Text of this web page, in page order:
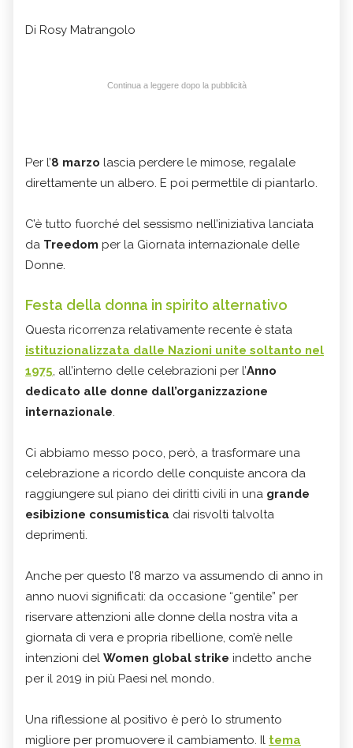
Di Rosy Matrangolo
Continua a leggere dopo la pubblicità
Per l’8 marzo lascia perdere le mimose, regalale
direttamente un albero. E poi permettile di piantarlo.
C’è tutto fuorché del sessismo nell’iniziativa lanciata
da Treedom per la Giornata internazionale delle
Donne.
Festa della donna in spirito alternativo
Questa ricorrenza relativamente recente è stata
istituzionalizzata dalle Nazioni unite soltanto nel
1975, all’interno delle celebrazioni per l’Anno
dedicato alle donne dall’organizzazione
internazionale.
Ci abbiamo messo poco, però, a trasformare una
celebrazione a ricordo delle conquiste ancora da
raggiungere sul piano dei diritti civili in una grande
esibizione consumistica dai risvolti talvolta
deprimenti.
Anche per questo l’8 marzo va assumendo di anno in
anno nuovi significati: da occasione “gentile” per
riservare attenzioni alle donne della nostra vita a
giornata di vera e propria ribellione, com’è nelle
intenzioni del Women global strike indetto anche
per il 2019 in più Paesi nel mondo.
Una riflessione al positivo è però lo strumento
migliore per promuovere il cambiamento. Il tema